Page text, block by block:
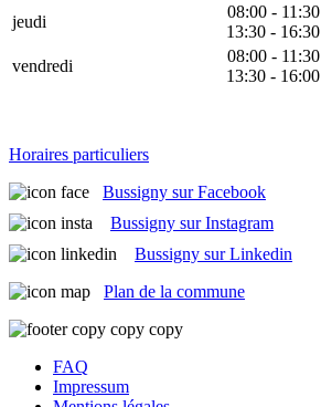
jeudi
08:00 - 11:30
13:30 - 16:30
vendredi
08:00 - 11:30
13:30 - 16:00
Horaires particuliers
Bussigny sur Facebook
Bussigny sur Instagram
Bussigny sur Linkedin
Plan de la commune
FAQ
Impressum